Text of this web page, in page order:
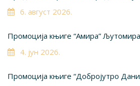
6. август 2026.
Промоција књиге “Амира”
4. јун 2026.
Промоција књиге “Добројутро